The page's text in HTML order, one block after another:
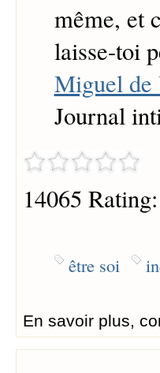
même, et
laisse-toi
Miguel de
Journal
14065 Rating:
être soi
En savoir plus,